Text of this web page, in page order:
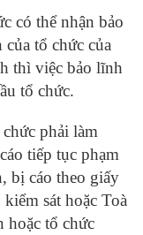
có thể nhận bảo
tổ chức của
thì việc bảo lĩnh
tổ chức.
phải làm
tiếp tục phạm
bị cáo theo giấy
sát hoặc Toà
hoặc tổ chức